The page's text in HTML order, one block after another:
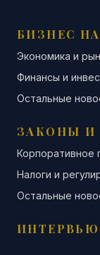
БИЗНЕС
Экономика и
Финансы и
Остальные
ЗАКОНЫ И
Корпоративное
Налоги и
Остальные
ИНТЕРВЬЮ